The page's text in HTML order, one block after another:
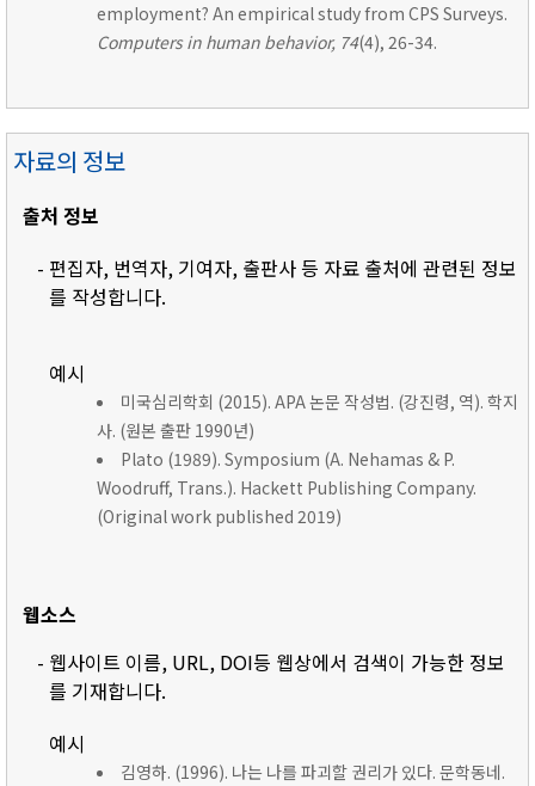
employment? An empirical study from CPS Surveys.
Computers in human behavior, 74(4), 26-34.
자료의 정보
출처 정보
- 편집자, 번역자, 기여자, 출판사 등 자료 출처에 관련된 정보
를 작성합니다.
예시
미국심리학회 (2015). APA 논문 작성법. (강진령, 역). 학지
사. (원본 출판 1990년)
Plato (1989). Symposium (A. Nehamas & P.
Woodruff, Trans.). Hackett Publishing Company.
(Original work published 2019)
웹소스
- 웹사이트 이름, URL, DOI등 웹상에서 검색이 가능한 정보
를 기재합니다.
예시
김영하. (1996). 나는 나를 파괴할 권리가 있다. 문학동네.